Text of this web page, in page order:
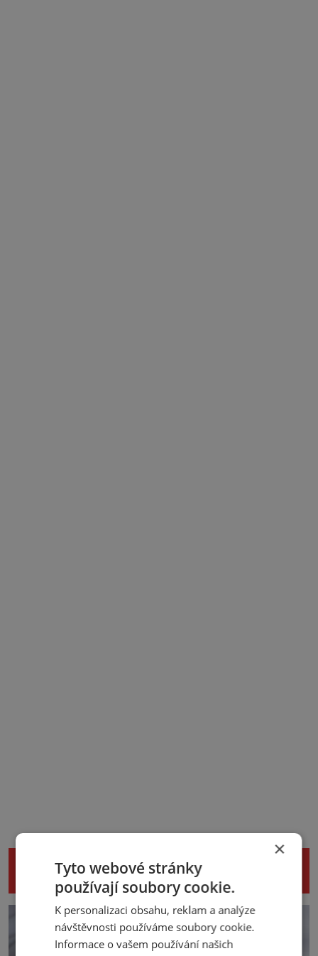
NENECHTE SI UJÍT DALŠÍ ZAJÍMAVÉ
ČLÁNKY
×
Tyto webové stránky
používají soubory cookie.
K personalizaci obsahu, reklam a analýze
návštěvnosti používáme soubory cookie.
Informace o vašem používání našich